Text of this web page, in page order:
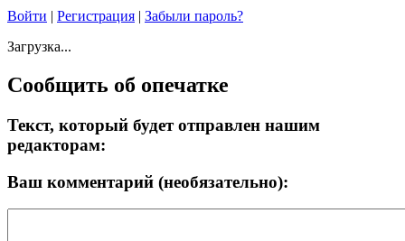
Войти | Регистрация | Забыли пароль?
Загрузка...
Сообщить об опечатке
Текст, который будет отправлен нашим
редакторам:
Ваш комментарий (необязательно):